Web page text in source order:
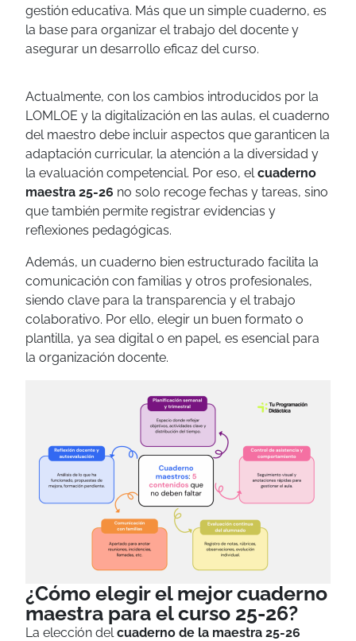
gestión educativa. Más que un simple cuaderno, es
la base para organizar el trabajo del docente y
asegurar un desarrollo eficaz del curso.
Actualmente, con los cambios introducidos por la
LOMLOE y la digitalización en las aulas, el cuaderno
del maestro debe incluir aspectos que garanticen la
adaptación curricular, la atención a la diversidad y
la evaluación competencial. Por eso, elcuaderno
maestra 25-26 no solo recoge fechas y tareas, sino
que también permite registrar evidencias y
reflexiones pedagógicas.
Además, un cuaderno bien estructurado facilita la
comunicación con familias y otros profesionales,
siendo clave para la transparencia y el trabajo
colaborativo. Por ello, elegir un buen formato o
plantilla, ya sea digital o en papel, es esencial para
la organización docente.
¿Cómo elegir el mejor cuaderno
maestra para el curso 25-26?
La elección delcuaderno de la maestra 25-26